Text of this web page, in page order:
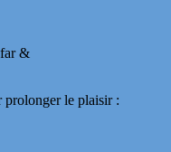
&
prolonger le plaisir :